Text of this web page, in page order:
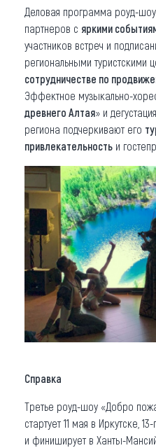
Деловая программа роуд-
партнеров с яркими
участников встреч и
региональными
сотрудничестве по
Эффектное музыкально-
древнего Алтая» и
региона подчеркивают его
привлекательность и
Справка
Третье роуд-шоу «Добро
стартует 11 мая в Иркутске,
и финиширует в Ханты-